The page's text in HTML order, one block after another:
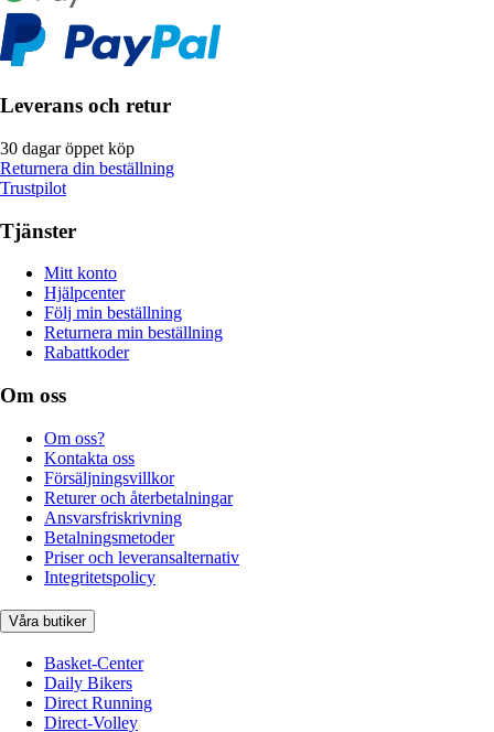
Leverans och retur
30 dagar öppet köp
Returnera din beställning
Trustpilot
Tjänster
Mitt konto
Hjälpcenter
Följ min beställning
Returnera min beställning
Rabattkoder
Om oss
Om oss?
Kontakta oss
Försäljningsvillkor
Returer och återbetalningar
Ansvarsfriskrivning
Betalningsmetoder
Priser och leveransalternativ
Integritetspolicy
Våra butiker
Basket-Center
Daily Bikers
Direct Running
Direct-Volley